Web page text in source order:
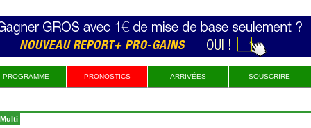
PROGRAMME PRONOSTICS ARRIVÉES SOUSCRIRE